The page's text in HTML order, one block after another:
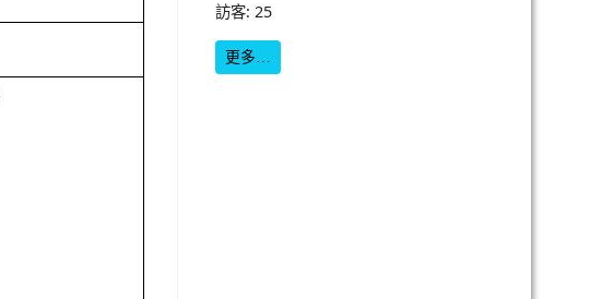
訪客: 25
更多…